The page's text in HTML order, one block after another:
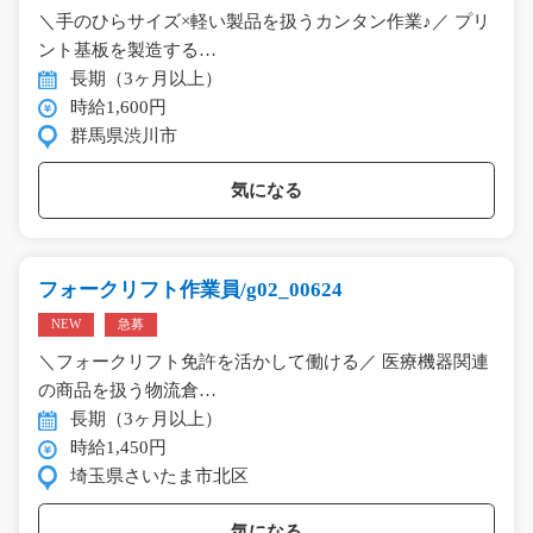
＼手のひらサイズ×軽い製品を扱うカンタン作業♪／ プリ
ント基板を製造する…
長期（3ヶ月以上）
時給1,600円
群馬県渋川市
気になる
フォークリフト作業員/g02_00624
NEW 急募
＼フォークリフト免許を活かして働ける／ 医療機器関連
の商品を扱う物流倉…
長期（3ヶ月以上）
時給1,450円
埼玉県さいたま市北区